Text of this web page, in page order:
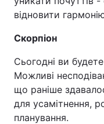
відновити
Скорпіон
Сьогодні ви
Можливі
що раніше
для усамітнення,
планування.